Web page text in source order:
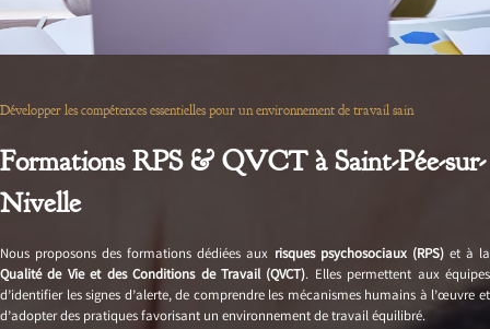
Développer les compétences essentielles pour un environnement de travail sain
Formations RPS & QVCT à Saint-Pée-sur-
Nivelle
Nous proposons des formations dédiées aux risques psychosociaux (RPS)et à la
Qualité de Vie et des Conditions de Travail (QVCT). Elles permettent aux équipes
d’identifier les signes d’alerte, de comprendre les mécanismes humains à l’œuvre et
d’adopter des pratiques favorisant un environnement de travail équilibré.